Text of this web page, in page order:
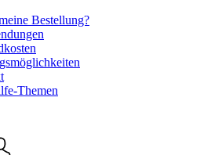
Bestellung?
Themen